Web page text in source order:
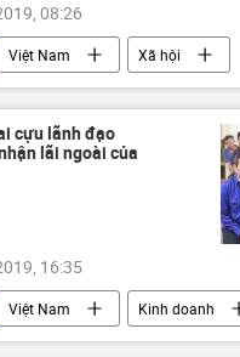
08:26
Việt Nam
Xã hội
Nguyễn Ngọc Sự
TAND
cựu lãnh đạo
lãi ngoài của
16:35
Việt Nam
Kinh doanh
Võ Quang Huy